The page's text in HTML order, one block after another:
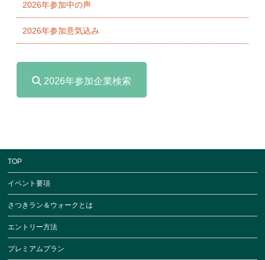
2026年参加中の声
2026年参加意気込み
2026年参加企業検索
TOP
イベント要項
さつきラン＆ウォークとは
エントリー方法
プレミアムプラン